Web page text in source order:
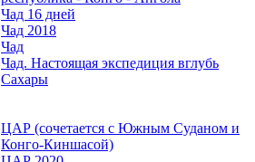
Чад 16 дней
Чад 2018
Чад
Чад. Настоящая экспедиция вглубь
Сахары
ЦАР (сочетается с Южным Суданом и
Конго-Киншасой)